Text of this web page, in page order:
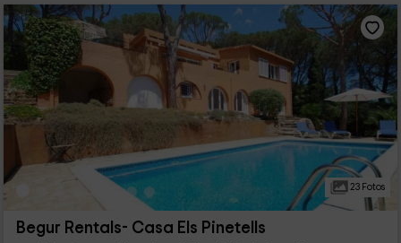
23 Fotos
Begur Rentals- Casa Els Pinetells